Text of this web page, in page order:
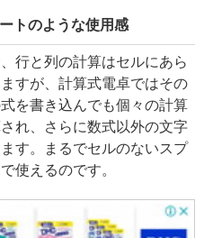
トのような使用感
行と列の計算はセルにあら
すが、計算式電卓ではその
を書き込んでも個々の計算
れ、さらに数式以外の文字
す。まるでセルのないスプ
使えるのです。